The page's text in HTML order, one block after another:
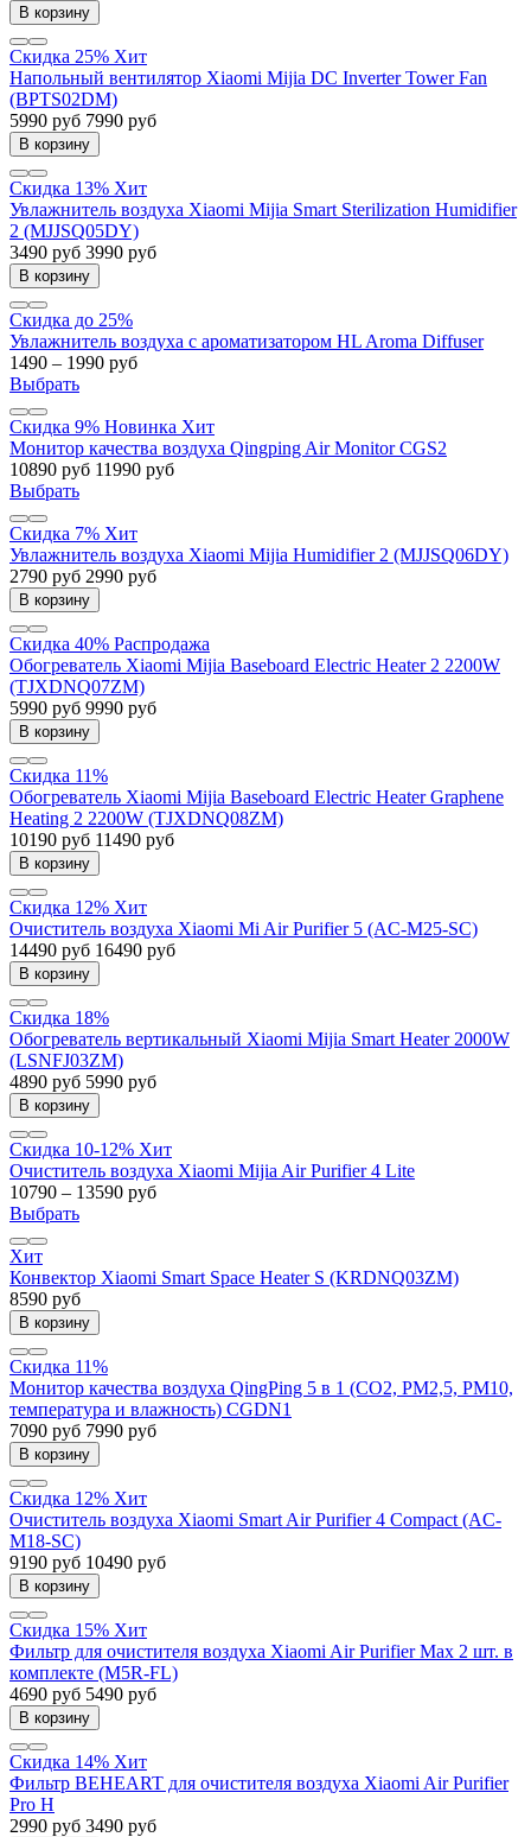
В корзину
Скидка 25% Хит
Напольный вентилятор Xiaomi Mijia DC Inverter Tower Fan
(BPTS02DM)
5990 руб 7990 руб
В корзину
Скидка 13% Хит
Увлажнитель воздуха Xiaomi Mijia Smart Sterilization Humidifier
2 (MJJSQ05DY)
3490 руб 3990 руб
В корзину
Скидка до 25%
Увлажнитель воздуха с ароматизатором HL Aroma Diffuser
1490 – 1990 руб
Выбрать
Скидка 9% Новинка Хит
Монитор качества воздуха Qingping Air Monitor CGS2
10890 руб 11990 руб
Выбрать
Скидка 7% Хит
Увлажнитель воздуха Xiaomi Mijia Humidifier 2 (MJJSQ06DY)
2790 руб 2990 руб
В корзину
Скидка 40% Распродажа
Обогреватель Xiaomi Mijia Baseboard Electric Heater 2 2200W
(TJXDNQ07ZM)
5990 руб 9990 руб
В корзину
Скидка 11%
Обогреватель Xiaomi Mijia Baseboard Electric Heater Graphene
Heating 2 2200W (TJXDNQ08ZM)
10190 руб 11490 руб
В корзину
Скидка 12% Хит
Очиститель воздуха Xiaomi Mi Air Purifier 5 (AC-M25-SC)
14490 руб 16490 руб
В корзину
Скидка 18%
Обогреватель вертикальный Xiaomi Mijia Smart Heater 2000W
(LSNFJ03ZM)
4890 руб 5990 руб
В корзину
Скидка 10-12% Хит
Очиститель воздуха Xiaomi Mijia Air Purifier 4 Lite
10790 – 13590 руб
Выбрать
Хит
Конвектор Xiaomi Smart Space Heater S (KRDNQ03ZM)
8590 руб
В корзину
Скидка 11%
Монитор качества воздуха QingPing 5 в 1 (СО2, PM2,5, PM10,
температура и влажность) CGDN1
7090 руб 7990 руб
В корзину
Скидка 12% Хит
Очиститель воздуха Xiaomi Smart Air Purifier 4 Compact (AC-
M18-SC)
9190 руб 10490 руб
В корзину
Скидка 15% Хит
Фильтр для очистителя воздуха Xiaomi Air Purifier Max 2 шт. в
комплекте (M5R-FL)
4690 руб 5490 руб
В корзину
Скидка 14% Хит
Фильтр BEHEART для очистителя воздуха Xiaomi Air Purifier
Pro H
2990 руб 3490 руб